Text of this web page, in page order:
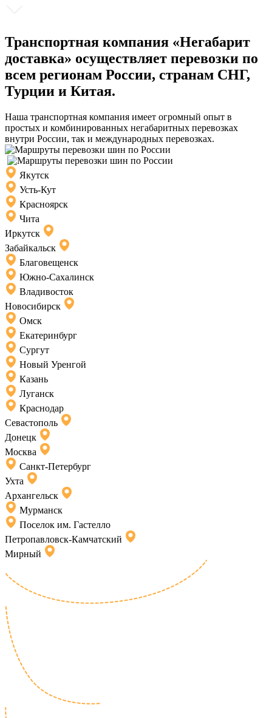
Транспортная компания «Негабарит
доставка» осуществляет перевозки по
всем регионам России, странам СНГ,
Турции и Китая.
Наша транспортная компания имеет огромный опыт в
простых и комбинированных негабаритных перевозках
внутри России, так и международных перевозках.
Якутск
Усть-Кут
Красноярск
Чита
Иркутск
Забайкальск
Благовещенск
Южно-Сахалинск
Владивосток
Новосибирск
Омск
Екатеринбург
Сургут
Новый Уренгой
Казань
Луганск
Краснодар
Севастополь
Донецк
Москва
Санкт-Петербург
Ухта
Архангельск
Мурманск
Поселок им. Гастелло
Петропавловск-Камчатский
Мирный